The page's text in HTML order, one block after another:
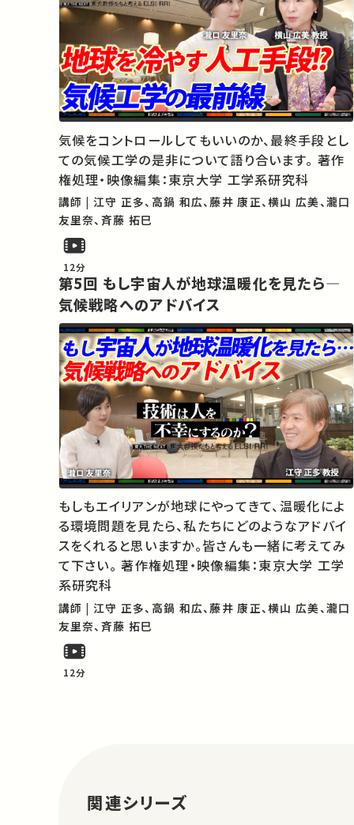
気候をコントロールしてもいいのか、最終手段とし
ての気候工学の是非について語り合います。 著作
権処理・映像編集：東京大学 工学系研究科
講師 | 江守 正多、高鍋 和広、藤井 康正、横山 広美、瀧口
友里奈、斉藤 拓巳
12分
第5回 もし宇宙人が地球温暖化を見たら―
気候戦略へのアドバイス
もしもエイリアンが地球にやってきて、温暖化によ
る環境問題を見たら、私たちにどのようなアドバイ
スをくれると思いますか。皆さんも一緒に考えてみ
て下さい。 著作権処理・映像編集：東京大学 工学
系研究科
講師 | 江守 正多、高鍋 和広、藤井 康正、横山 広美、瀧口
友里奈、斉藤 拓巳
12分
関連シリーズ